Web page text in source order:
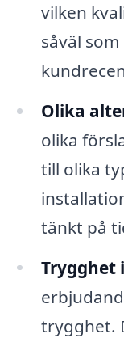
vilken
såväl
Olika
olika
till olika
tänkt på
Trygghet
trygghet.